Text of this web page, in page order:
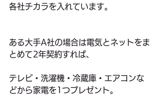
各社チカラを入れています。
ある大手A社の場合は電気とネットをま
とめて2年契約すれば、
テレビ・洗濯機・冷蔵庫・エアコンな
どから家電を1つプレゼント。